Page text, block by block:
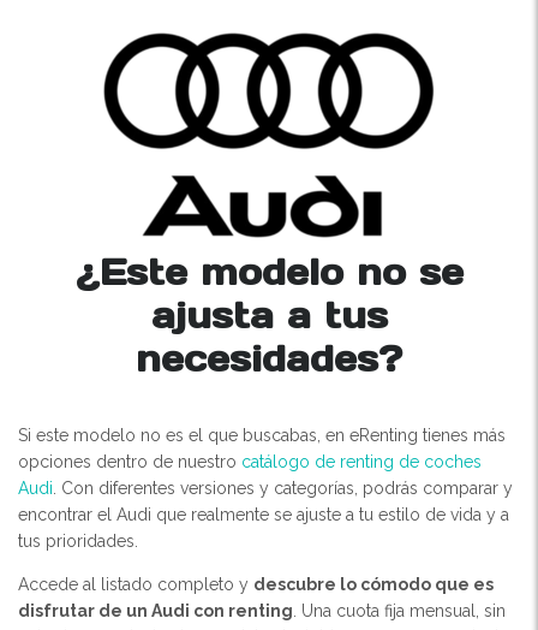
¿Este modelo no se
ajusta a tus
necesidades?
Si este modelo no es el que buscabas, en eRenting tienes más
opciones dentro de nuestro catálogo de renting de coches
Audi . Con diferentes versiones y categorías, podrás comparar y
encontrar el Audi que realmente se ajuste a tu estilo de vida y a
tus prioridades.
Accede al listado completo y descubre lo cómodo que es
disfrutar de un Audi con renting . Una cuota fija mensual, sin